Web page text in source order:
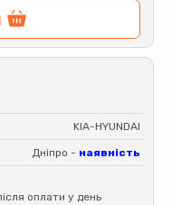
KIA-HYUNDAI
Дніпро - наявність
оплати у день